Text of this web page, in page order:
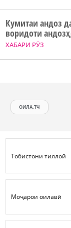
ХАБАРИ РӮЗ
Кумитаи андоз
воридоти
ОИЛА.ТЧ
Тобистони тиллоӣ
Моҷарои оилавӣ